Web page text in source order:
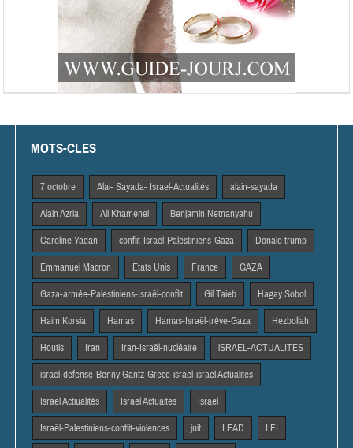
MOTS-CLES
7 octobre Alai- Sayada- Israel-Actualités alain-sayada
Alain Azria Ali Khamenei Benjamin Netnanyahu
Caroline Yadan conflit-Israël-Palestiniens-Gaza Donald trump
Emmanuel Macron Etats Unis France GAZA
Gaza-armée-Palestiniens-Israël-conflit Gil Taieb Hagay Sobol
Haim Korsia Hamas Hamas-Israël-trêve-Gaza Hezbollah
Houtis Iran Iran-Israël-nucléaire iSRAEL-ACTUALITES
israel-defense-Benny Gantz-Grece-israel-israel Actualites
Israel Actiualités Israel Actuaites Israël
Israël-Palestiniens-conflit-violences juif LEAD LFI